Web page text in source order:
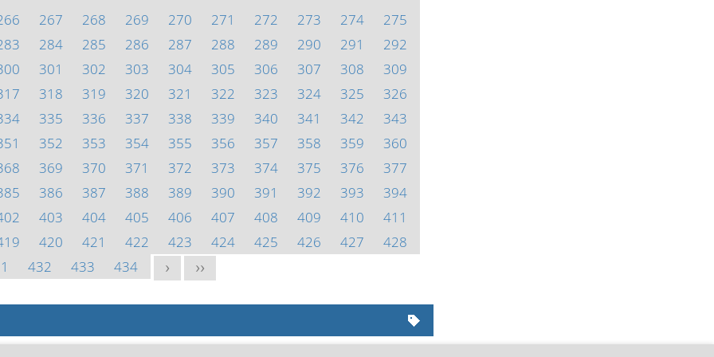
267 268 269 270 271 272 273 274
275
284 285 286 287 288 289 290 291
292
301 302 303 304 305 306 307 308
309
318 319 320 321 322 323 324 325
326
335 336 337 338 339 340 341 342
343
352 353 354 355 356 357 358 359
360
369 370 371 372 373 374 375 376
377
386 387 388 389 390 391 392 393
394
403 404 405 406 407 408 409 410
411
420 421 422 423 424 425 426 427
428
432 433 434 > >>